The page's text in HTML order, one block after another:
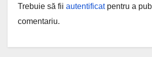
Trebuie să fii autentificatpentru a
comentariu.